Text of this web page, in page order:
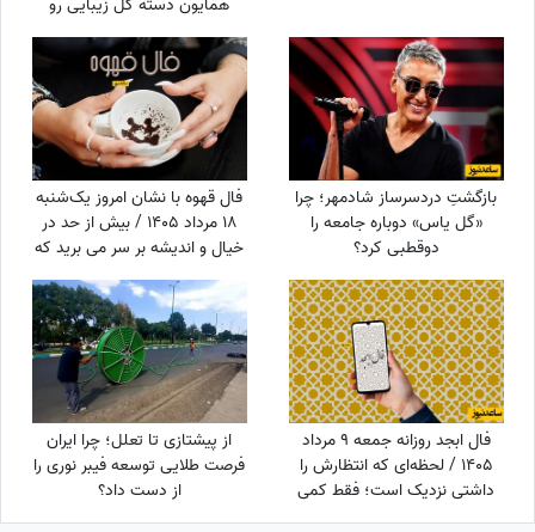
همایون دسته گل زیبایی رو
تقدیم میکنه به سحر
دولت‌شاهی/ چه تیپ مینیمال و
شیکی زده سحر خانم!
بازگشتِ دردسرساز شادمهر؛ چرا
«گل یاس» دوباره جامعه را
دو‌قطبی کرد؟
فال قهوه با نشان امروز یک‌شنبه
18 مرداد 1405 / بیش از حد در
خیال و اندیشه بر سر می برید که
این ...
فال ابجد روزانه جمعه 9 مرداد
1405 / لحظه‌ای که انتظارش را
داشتی نزدیک است؛ فقط کمی
دیگر صبر کن تا نور زندگی‌ات را پر
از پیشتازی تا تعلل؛ چرا ایران
فرصت طلایی توسعه فیبر نوری را
از دست داد؟